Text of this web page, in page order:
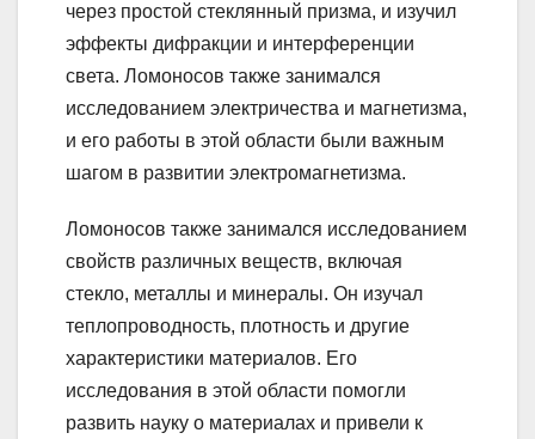
через простой стеклянный призма, и изучил
эффекты дифракции и интерференции
света. Ломоносов также занимался
исследованием электричества и магнетизма,
и его работы в этой области были важным
шагом в развитии электромагнетизма.
Ломоносов также занимался исследованием
свойств различных веществ, включая
стекло, металлы и минералы. Он изучал
теплопроводность, плотность и другие
характеристики материалов. Его
исследования в этой области помогли
развить науку о материалах и привели к